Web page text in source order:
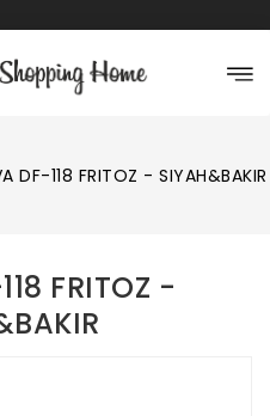
DF-118 FRITOZ - SIYAH&BAKIR
FRITOZ -